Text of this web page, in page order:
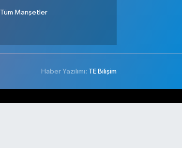
Tüm Manşetler
Haber Yazılımı: TE Bilişim